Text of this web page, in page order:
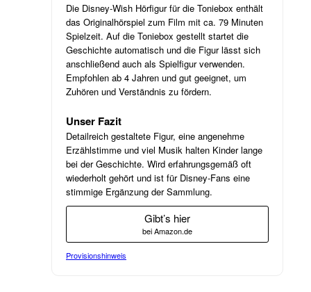
Die Disney-Wish Hörfigur für die Toniebox enthält
das Originalhörspiel zum Film mit ca. 79 Minuten
Spielzeit. Auf die Toniebox gestellt startet die
Geschichte automatisch und die Figur lässt sich
anschließend auch als Spielfigur verwenden.
Empfohlen ab 4 Jahren und gut geeignet, um
Zuhören und Verständnis zu fördern.
Unser Fazit
Detailreich gestaltete Figur, eine angenehme
Erzählstimme und viel Musik halten Kinder lange
bei der Geschichte. Wird erfahrungsgemäß oft
wiederholt gehört und ist für Disney-Fans eine
stimmige Ergänzung der Sammlung.
Gibt’s hier
bei Amazon.de
Provisionshinweis